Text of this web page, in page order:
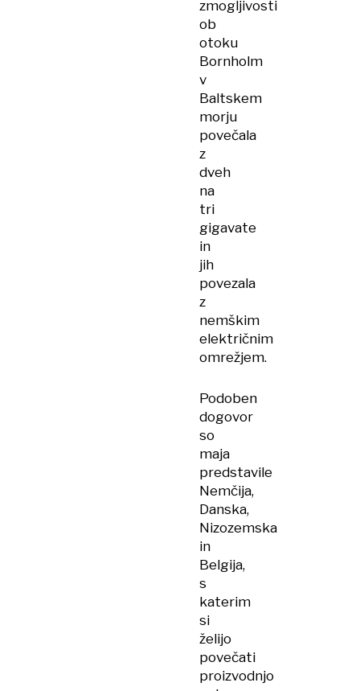
zmogljivosti
ob
otoku
Bornholm
v
Baltskem
morju
povečala
z
dveh
na
tri
gigavate
in
jih
povezala
z
nemškim
električnim
omrežjem.
Podoben
dogovor
so
maja
predstavile
Nemčija,
Danska,
Nizozemska
in
Belgija,
s
katerim
si
želijo
povečati
proizvodnjo